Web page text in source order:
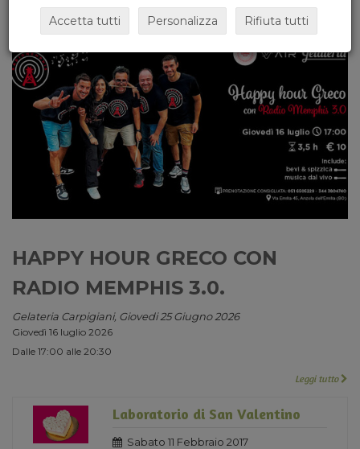
HAPPY HOUR GRECO CON
RADIO MEMPHIS 3.0.
Gelateria Carpigiani, Giovedi 25 Giugno 2026
Giovedì 16 luglio 2026
Dalle 17:00 alle 20:30
Leggi tutto
Laboratorio di San Valentino
Sabato 11 Febbraio 2017
Accetta tutti Personalizza Rifiuta tutti